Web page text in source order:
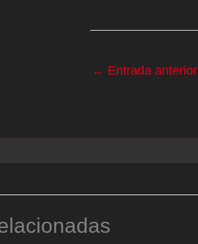
← Entrada anterior